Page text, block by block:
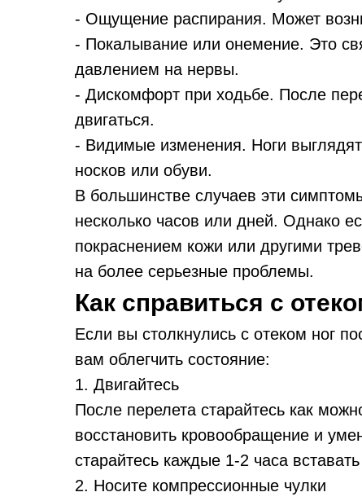
- Ощущение распирания. Может
- Покалывание или онемение. Это
давлением на нервы.
- Дискомфорт при ходьбе. После
двигаться.
- Видимые изменения. Ноги
носков или обуви.
В большинстве случаев эти
несколько часов или дней. Однако
покраснением кожи или другими
на более серьезные проблемы.
Как справиться с
Если вы столкнулись с отеком ног
вам облегчить состояние:
1. Двигайтесь
После перелета старайтесь как
восстановить кровообращение и
старайтесь каждые 1-2 часа
2. Носите компрессионные чулки